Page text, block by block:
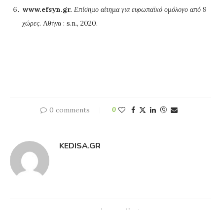
www.efsyn.gr. Επίσημο αίτημα για ευρωπαϊκό ομόλογο από 9
χώρες. Αθήνα : s.n., 2020.
0 comments 0
KEDISA.GR